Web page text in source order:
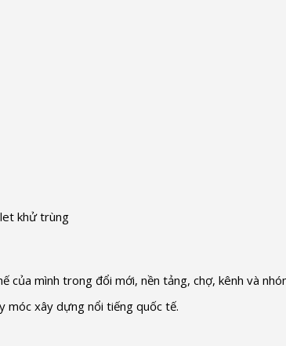
khử trùng
của mình trong đổi mới, nền tảng, chợ, kênh và
móc xây dựng nổi tiếng quốc tế.